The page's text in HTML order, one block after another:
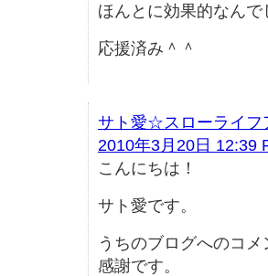
ほんとに効果的なんで
応援済み＾＾
サト愛☆スローライフ
2010年3月20日 12:39
こんにちは！
サト愛です。
うちのブログへのコ
感謝です。